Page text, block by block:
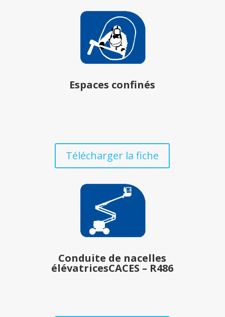
Espaces confinés
Télécharger la fiche
Conduite de nacelles
élévatricesCACES – R486